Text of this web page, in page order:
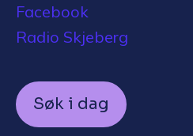
Facebook
Radio Skjeberg
Søk i dag